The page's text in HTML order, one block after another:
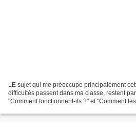
LE sujet qui me préoccupe principalement
difficultés passent dans ma classe, restent
"Comment fonctionnent-ils ?" et "Comment